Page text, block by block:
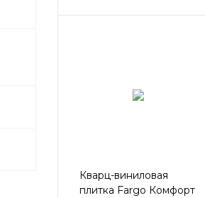
Кварц-виниловая
плитка Fargo Комфорт